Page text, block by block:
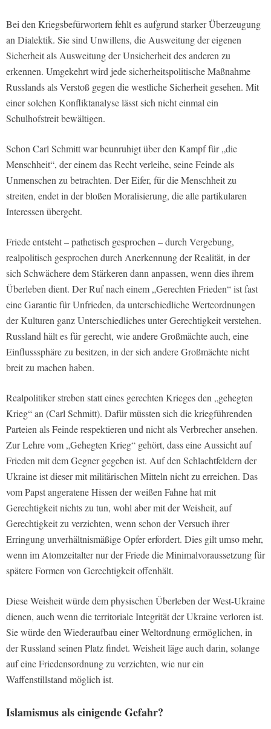
Bei den Kriegsbefürwortern fehlt es aufgrund starker Überzeugung
an Dialektik. Sie sind Unwillens, die Ausweitung der eigenen
Sicherheit als Ausweitung der Unsicherheit des anderen zu
erkennen. Umgekehrt wird jede sicherheitspolitische Maßnahme
Russlands als Verstoß gegen die westliche Sicherheit gesehen. Mit
einer solchen Konfliktanalyse lässt sich nicht einmal ein
Schulhofstreit bewältigen.
Schon Carl Schmitt war beunruhigt über den Kampf für „die
Menschheit“, der einem das Recht verleihe, seine Feinde als
Unmenschen zu betrachten. Der Eifer, für die Menschheit zu
streiten, endet in der bloßen Moralisierung, die alle partikularen
Interessen übergeht.
Friede entsteht – pathetisch gesprochen – durch Vergebung,
realpolitisch gesprochen durch Anerkennung der Realität, in der
sich Schwächere dem Stärkeren dann anpassen, wenn dies ihrem
Überleben dient. Der Ruf nach einem „Gerechten Frieden“ ist fast
eine Garantie für Unfrieden, da unterschiedliche Werteordnungen
der Kulturen ganz Unterschiedliches unter Gerechtigkeit verstehen.
Russland hält es für gerecht, wie andere Großmächte auch, eine
Einflusssphäre zu besitzen, in der sich andere Großmächte nicht
breit zu machen haben.
Realpolitiker streben statt eines gerechten Krieges den „gehegten
Krieg“ an (Carl Schmitt). Dafür müssten sich die kriegführenden
Parteien als Feinde respektieren und nicht als Verbrecher ansehen.
Zur Lehre vom „Gehegten Krieg“ gehört, dass eine Aussicht auf
Frieden mit dem Gegner gegeben ist. Auf den Schlachtfeldern der
Ukraine ist dieser mit militärischen Mitteln nicht zu erreichen. Das
vom Papst angeratene Hissen der weißen Fahne hat mit
Gerechtigkeit nichts zu tun, wohl aber mit der Weisheit, auf
Gerechtigkeit zu verzichten, wenn schon der Versuch ihrer
Erringung unverhältnismäßige Opfer erfordert. Dies gilt umso mehr,
wenn im Atomzeitalter nur der Friede die Minimalvoraussetzung für
spätere Formen von Gerechtigkeit offenhält.
Diese Weisheit würde dem physischen Überleben der West-Ukraine
dienen, auch wenn die territoriale Integrität der Ukraine verloren ist.
Sie würde den Wiederaufbau einer Weltordnung ermöglichen, in
der Russland seinen Platz findet. Weisheit läge auch darin, solange
auf eine Friedensordnung zu verzichten, wie nur ein
Waffenstillstand möglich ist.
Islamismus als einigende Gefahr?